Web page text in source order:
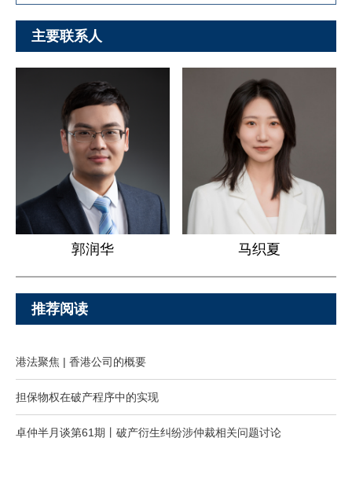
[3] 这种往往有多方参与、有第三方专业机构组织的公开竞价程
序，将合同成立时点提前至竞价成交时，而非后续签约时，是确保
竞价程序公信力、提升交易效率、减少资源浪费的必然要求，符合
竞买人。
主要联系人
郭润华 马织夏
推荐阅读
港法聚焦 | 香港公司的概要
担保物权在破产程序中的实现
卓仲半月谈第61期丨破产衍生纠纷涉仲裁相关问题讨论